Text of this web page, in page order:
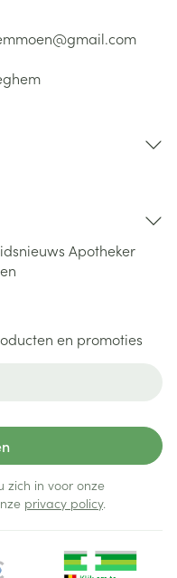
gmail.com
Apotheker
en promoties
zich in voor onze
privacy policy.